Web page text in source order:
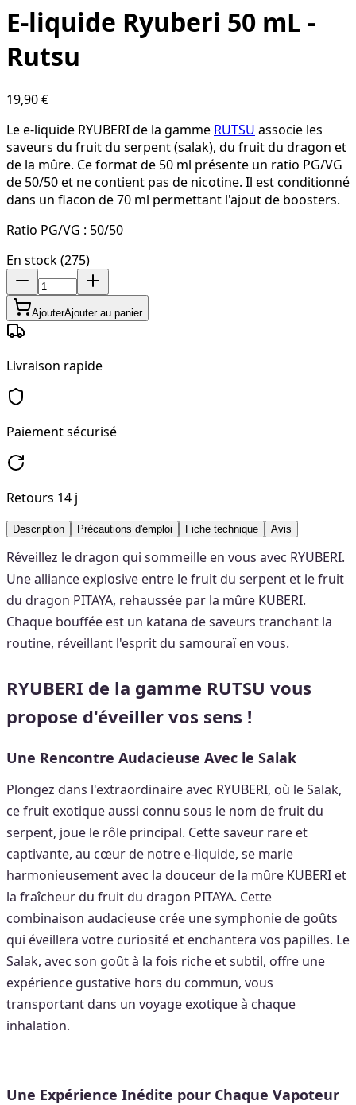
E-liquide Ryuberi 50 mL -
Rutsu
19,90 €
Le e-liquide RYUBERI de la gamme RUTSU associe les
saveurs du fruit du serpent (salak), du fruit du dragon et
de la mûre. Ce format de 50 ml présente un ratio PG/VG
de 50/50 et ne contient pas de nicotine. Il est conditionné
dans un flacon de 70 ml permettant l'ajout de boosters.
Ratio PG/VG : 50/50
En stock (275)
AjouterAjouter au panier
Livraison rapide
Paiement sécurisé
Retours 14 j
Description Précautions d'emploi Fiche technique Avis
Réveillez le dragon qui sommeille en vous avec RYUBERI.
Une alliance explosive entre le fruit du serpent et le fruit
du dragon PITAYA, rehaussée par la mûre KUBERI.
Chaque bouffée est un katana de saveurs tranchant la
routine, réveillant l'esprit du samouraï en vous.
RYUBERI de la gamme RUTSU vous
propose d'éveiller vos sens !
Une Rencontre Audacieuse Avec le Salak
Plongez dans l'extraordinaire avec RYUBERI, où le Salak,
ce fruit exotique aussi connu sous le nom de fruit du
serpent, joue le rôle principal. Cette saveur rare et
captivante, au cœur de notre e-liquide, se marie
harmonieusement avec la douceur de la mûre KUBERI et
la fraîcheur du fruit du dragon PITAYA. Cette
combinaison audacieuse crée une symphonie de goûts
qui éveillera votre curiosité et enchantera vos papilles. Le
Salak, avec son goût à la fois riche et subtil, offre une
expérience gustative hors du commun, vous
transportant dans un voyage exotique à chaque
inhalation.
Une Expérience Inédite pour Chaque Vapoteur